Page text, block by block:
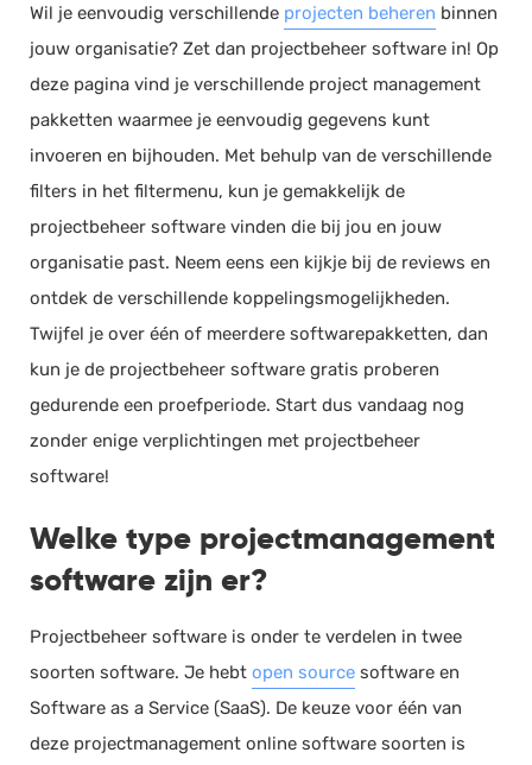
Wil je eenvoudig verschillende projecten beheren binnen
jouw organisatie? Zet dan projectbeheer software in! Op
deze pagina vind je verschillende project management
pakketten waarmee je eenvoudig gegevens kunt
invoeren en bijhouden. Met behulp van de verschillende
filters in het filtermenu, kun je gemakkelijk de
projectbeheer software vinden die bij jou en jouw
organisatie past. Neem eens een kijkje bij de reviews en
ontdek de verschillende koppelingsmogelijkheden.
Twijfel je over één of meerdere softwarepakketten, dan
kun je de projectbeheer software gratis proberen
gedurende een proefperiode. Start dus vandaag nog
zonder enige verplichtingen met projectbeheer
software!
Welke type projectmanagement
software zijn er?
Projectbeheer software is onder te verdelen in twee
soorten software. Je hebt open source software en
Software as a Service (SaaS). De keuze voor één van
deze projectmanagement online software soorten is